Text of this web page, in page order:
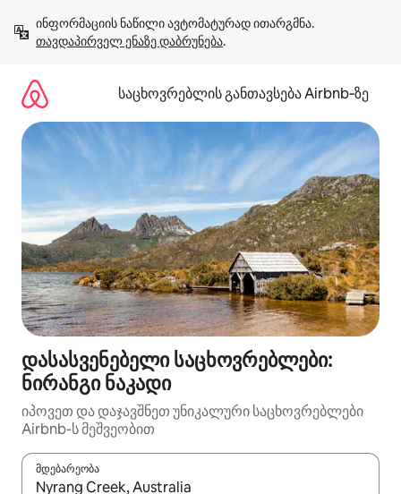
გადასვლა
თავდაპირველ ენაზე დაბრუნება.
საცხოვრებლის განთავსება Airbnb‑ზე
დასასვენებელი საცხოვრებლები:
ნირანგი ნაკადი
იპოვეთ და დაჯავშნეთ უნიკალური საცხოვრებლები
Airbnb-ს მეშვეობით
მდებარეობა
როცა შედეგები ხელმისაწვდომი გახდება, ნავიგაციისთვის